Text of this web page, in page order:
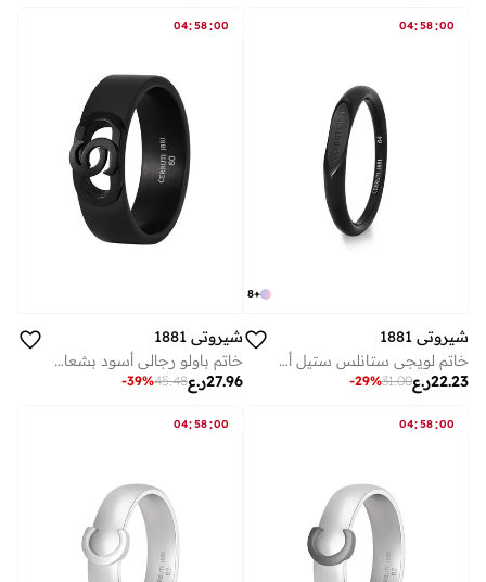
04:58:00
+
8
شيروتي 1881
خاتم لويجي ستانلس ستيل أسود للرجال ٦٤ مم
ر.ع22.23
31.00
-29%
04:58:00
شيروتي 1881
خاتم باولو رجالي أسود بشعار مقصوص ٦٠ مم
ر.ع27.96
45.48
-39%
04:58:00
04:58:00